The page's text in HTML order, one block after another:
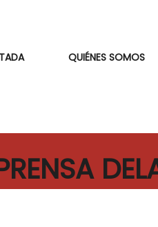
QUIÉNES SOMOS